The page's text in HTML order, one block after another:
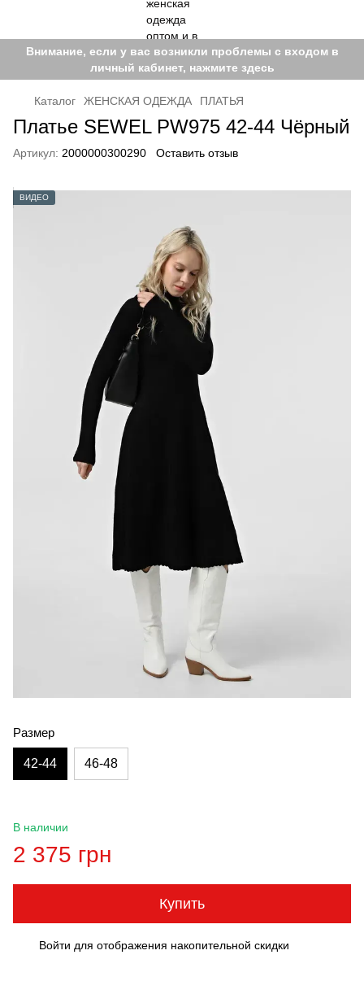
Внимание, если у вас возникли проблемы с входом в
личный кабинет, нажмите здесь
Каталог ЖЕНСКАЯ ОДЕЖДА ПЛАТЬЯ
Платье SEWEL PW975 42-44 Чёрный
Артикул: 2000000300290 Оставить отзыв
ВИДЕО
Размер
42-44 46-48
В наличии
2 375 грн
Купить
Войти для отображения накопительной скидки